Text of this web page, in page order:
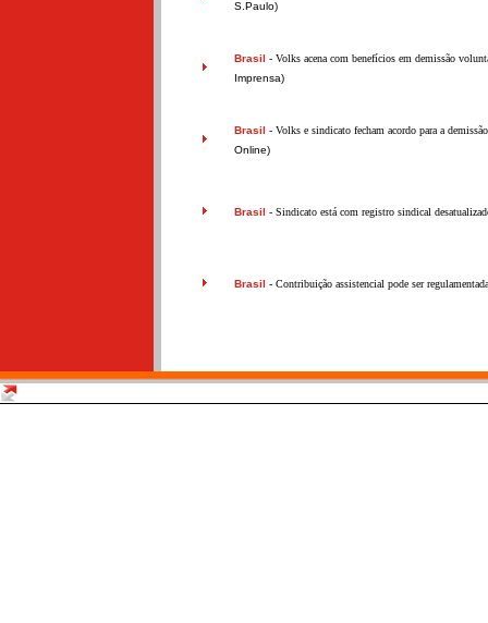
S.Paulo)
Brasil - Volks acena com benefícios em demissão
Imprensa)
Brasil - Volks e sindicato fecham acordo para a
Online)
Brasil - Sindicato está com registro sindical
Brasil - Contribuição assistencial pode ser